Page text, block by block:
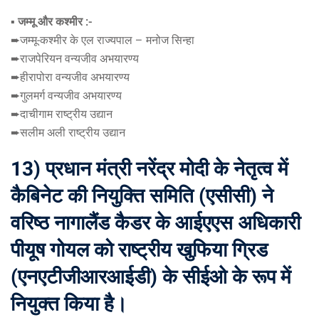
▪️ जम्मू और कश्मीर :-
➨जम्मू-कश्मीर के एल राज्यपाल – मनोज सिन्हा
➨राजपेरियन वन्यजीव अभयारण्य
➨हीरापोरा वन्यजीव अभयारण्य
➨गुलमर्ग वन्यजीव अभयारण्य
➨दाचीगाम राष्ट्रीय उद्यान
➨सलीम अली राष्ट्रीय उद्यान
13) प्रधान मंत्री नरेंद्र मोदी के नेतृत्व में
कैबिनेट की नियुक्ति समिति (एसीसी) ने
वरिष्ठ नागालैंड कैडर के आईएएस अधिकारी
पीयूष गोयल को राष्ट्रीय खुफिया ग्रिड
(एनएटीजीआरआईडी) के सीईओ के रूप में
नियुक्त किया है।